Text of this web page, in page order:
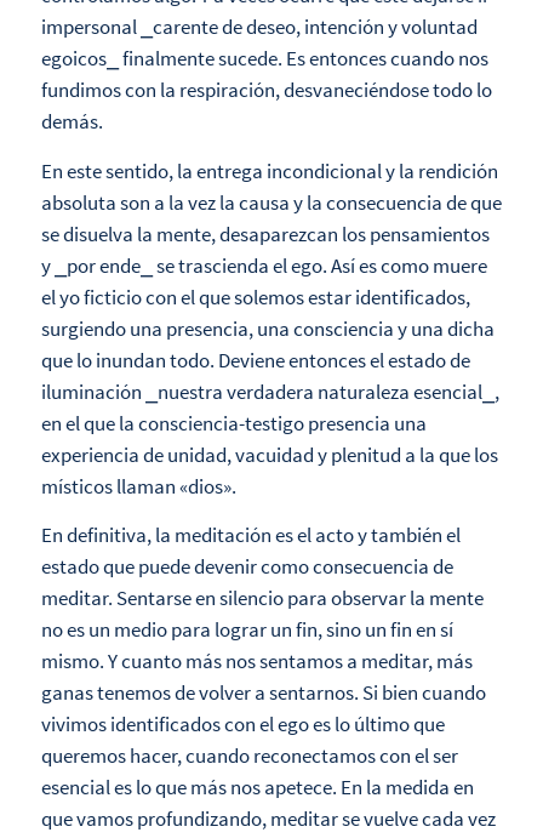
impersonal ⎯carente de deseo, intención y voluntad
egoicos⎯ finalmente sucede. Es entonces cuando nos
fundimos con la respiración, desvaneciéndose todo lo
demás.
En este sentido, la entrega incondicional y la rendición
absoluta son a la vez la causa y la consecuencia de que
se disuelva la mente, desaparezcan los pensamientos
y ⎯por ende⎯ se trascienda el ego. Así es como muere
el yo ficticio con el que solemos estar identificados,
surgiendo una presencia, una consciencia y una dicha
que lo inundan todo. Deviene entonces el estado de
iluminación ⎯nuestra verdadera naturaleza esencial⎯,
en el que la consciencia-testigo presencia una
experiencia de unidad, vacuidad y plenitud a la que los
místicos llaman «dios».
En definitiva, la meditación es el acto y también el
estado que puede devenir como consecuencia de
meditar. Sentarse en silencio para observar la mente
no es un medio para lograr un fin, sino un fin en sí
mismo. Y cuanto más nos sentamos a meditar, más
ganas tenemos de volver a sentarnos. Si bien cuando
vivimos identificados con el ego es lo último que
queremos hacer, cuando reconectamos con el ser
esencial es lo que más nos apetece. En la medida en
que vamos profundizando, meditar se vuelve cada vez